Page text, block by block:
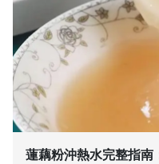
蓮藕粉沖熱水完整指南